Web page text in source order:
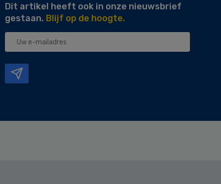
Dit artikel heeft ook in onze nieuwsbrief
gestaan. Blijf op de hoogte.
Uw